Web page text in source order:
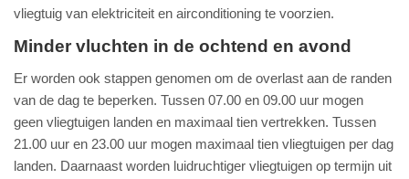
vliegtuig van elektriciteit en airconditioning te voorzien.
Minder vluchten in de ochtend en avond
Er worden ook stappen genomen om de overlast aan de randen
van de dag te beperken. Tussen 07.00 en 09.00 uur mogen
geen vliegtuigen landen en maximaal tien vertrekken. Tussen
21.00 uur en 23.00 uur mogen maximaal tien vliegtuigen per dag
landen. Daarnaast worden luidruchtiger vliegtuigen op termijn uit